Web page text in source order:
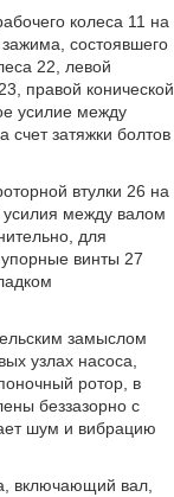
колеса 11 на
зажима, состоявшего
22, левой
правой конической
усилие между
счет затяжки болтов
втулки 26 на
усилия между валом
для
винты 27
замыслом
узлах насоса,
ротор, в
беззазорно с
шум и вибрацию
включающий вал,